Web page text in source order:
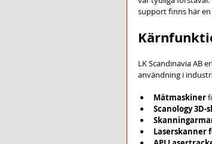
support finns här
LK Scandinavia AB
användning i
Mätmaskiner
Scanology 3D-
Laserskanner